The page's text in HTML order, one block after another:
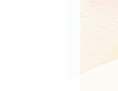
2. 변화
작가 수업이
6.25 전쟁과